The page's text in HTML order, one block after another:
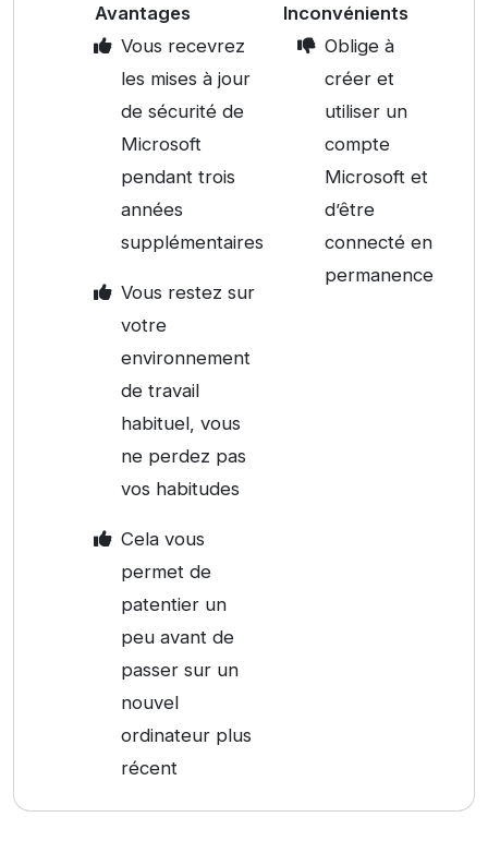
Avantages
Vous recevrez
les mises à jour
de sécurité de
Microsoft
pendant trois
années
supplémentaires
Vous restez sur
votre
environnement
de travail
habituel, vous
ne perdez pas
vos habitudes
Cela vous
permet de
patentier un
peu avant de
passer sur un
nouvel
ordinateur plus
récent
Inconvénients
Oblige à
créer et
utiliser un
compte
Microsoft et
d’être
connecté en
permanence